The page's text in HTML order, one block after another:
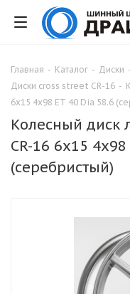
Главная - Каталог - Диски -
Диски cross street СR-16 -
6x15 4x98 ET 40 Dia 58.6
Колесный диск
СR-16 6x15
(серебристый)